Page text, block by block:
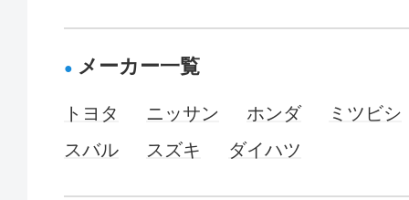
メーカー一覧
トヨタ ニッサン ホンダ
ミツビシ
スバル
スズキ ダイハツ